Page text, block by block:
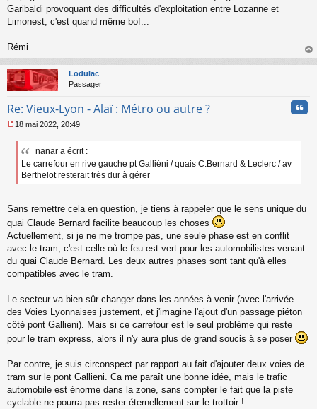
Garibaldi provoquant des difficultés d'exploitation entre Lozanne et
Limonest, c'est quand même bof...
Rémi
au
Lodulac
Passager
Re: Vieux-Lyon - Alaï : Métro ou autre ?
e
g
n
n
l
u
18 mai 2022, 20:49
nanar a écrit :
Le carrefour en rive gauche pt Galliéni / quais C.Bernard & Leclerc / av
Berthelot resterait très dur à gérer
Sans remettre cela en question, je tiens à rappeler que le sens unique du
quai Claude Bernard facilite beaucoup les choses
Actuellement, si je ne me trompe pas, une seule phase est en conflit
avec le tram, c'est celle où le feu est vert pour les automobilistes venant
du quai Claude Bernard. Les deux autres phases sont tant qu'à elles
compatibles avec le tram.
Le secteur va bien sûr changer dans les années à venir (avec l'arrivée
des Voies Lyonnaises justement, et j'imagine l'ajout d'un passage piéton
côté pont Gallieni). Mais si ce carrefour est le seul problème qui reste
pour le tram express, alors il n'y aura plus de grand soucis à se poser
Par contre, je suis circonspect par rapport au fait d'ajouter deux voies de
tram sur le pont Gallieni. Ca me paraît une bonne idée, mais le trafic
automobile est énorme dans la zone, sans compter le fait que la piste
cyclable ne pourra pas rester éternellement sur le trottoir !